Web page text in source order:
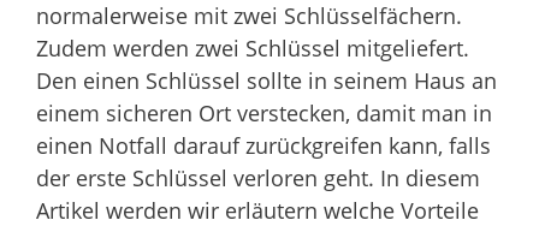
normalerweise mit zwei Schlüsselfächern.
Zudem werden zwei Schlüssel mitgeliefert.
Den einen Schlüssel sollte in seinem Haus an
einem sicheren Ort verstecken, damit man in
einen Notfall darauf zurückgreifen kann, falls
der erste Schlüssel verloren geht. In diesem
Artikel werden wir erläutern welche Vorteile